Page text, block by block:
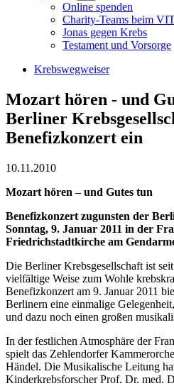
Online spenden
Charity-Teams beim
Jonas gegen Krebs
Testament und Vorsorge
Krebswegweiser
Mozart hören - und
Berliner
Benefizkonzert ein
10.11.2010
Mozart hören – und Gutes tun
Benefizkonzert zugunsten der
Sonntag, 9. Januar 2011 in der
Friedrichstadtkirche am
Die Berliner Krebsgesellschaft ist
vielfältige Weise zum Wohle
Benefizkonzert am 9. Januar 2011
Berlinern eine einmalige
und dazu noch einen großen
In der festlichen Atmosphäre der
spielt das Zehlendorfer
Händel. Die Musikalische Leitung
Kinderkrebsforscher Prof. Dr. med.